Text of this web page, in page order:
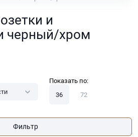
и
черный/хром
Показать по:
36
72
Фильтр